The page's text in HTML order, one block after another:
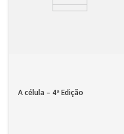
A célula – 4ª Edição